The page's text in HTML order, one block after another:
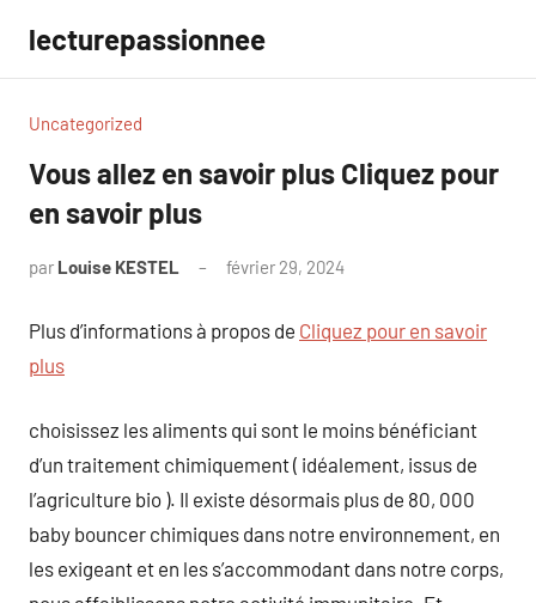
contenu
lecturepassionnee
Uncategorized
Vous allez en savoir plus Cliquez pour
en savoir plus
par Louise KESTEL février 29, 2024
Plus d’informations à propos de Cliquez pour en savoir
plus
choisissez les aliments qui sont le moins bénéficiant
d’un traitement chimiquement ( idéalement, issus de
l’agriculture bio ). Il existe désormais plus de 80, 000
baby bouncer chimiques dans notre environnement, en
les exigeant et en les s’accommodant dans notre corps,